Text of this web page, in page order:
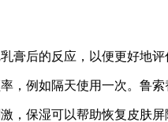
膏后的反应，以便更好地评
例如隔天使用一次。鲁
，保湿可以帮助恢复皮肤屏